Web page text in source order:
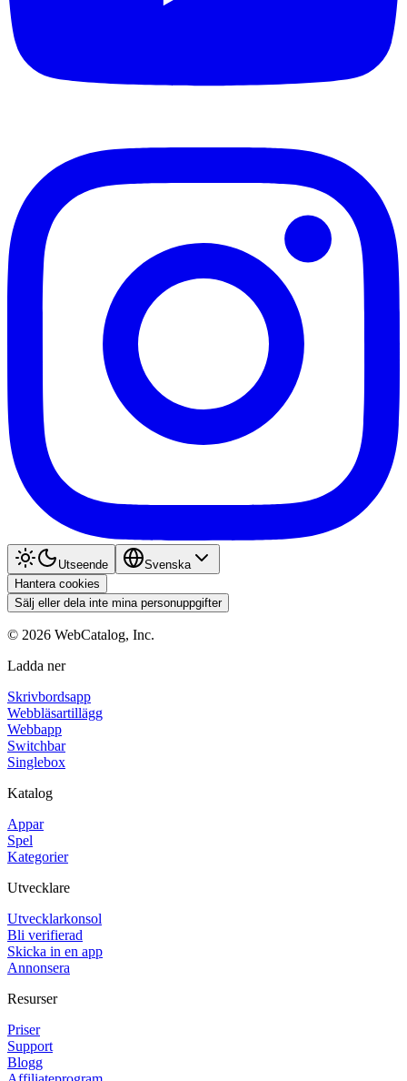
Utseende
Svenska
Hantera cookies
Sälj eller dela inte mina personuppgifter
© 2026 WebCatalog, Inc.
Ladda ner
Skrivbordsapp
Webbläsartillägg
Webbapp
Switchbar
Singlebox
Katalog
Appar
Spel
Kategorier
Utvecklare
Utvecklarkonsol
Bli verifierad
Skicka in en app
Annonsera
Resurser
Priser
Support
Blogg